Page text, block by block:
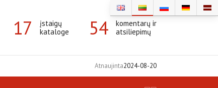
17
įstaigų
kataloge
54
komentarų ir
atsiliepimų
Atnaujinta2024-08-20